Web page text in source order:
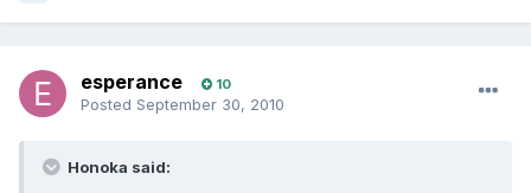
esperance 10
Posted September 30, 2010
Honoka said: